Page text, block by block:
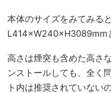
本体のサイズをみてみる
L414×W240×H3089mm
高さは煙突も含めた高さ
ンストールしても、全く
ト内は推奨されていない